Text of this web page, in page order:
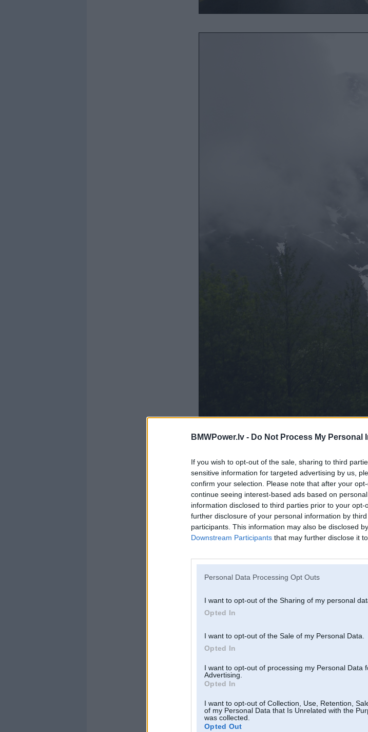
BMWPower.lv - Do Not Process My Personal
If you wish to opt-out of the sale, sharing to third
sensitive information for targeted advertising by us,
confirm your selection. Please note that after your
continue seeing interest-based ads based on
information disclosed to third parties prior to your
further disclosure of your personal information by
participants. This information may also be disclosed
Downstream Participants that may further disclose it
Personal Data Processing Opt Outs
I want to opt-out of the Sharing of my personal
Opted In
I want to opt-out of the Sale of my Personal Data.
Opted In
I want to opt-out of processing my Personal Data
Advertising.
Opted In
I want to opt-out of Collection, Use, Retention,
of my Personal Data that Is Unrelated with the
was collected.
Opted Out